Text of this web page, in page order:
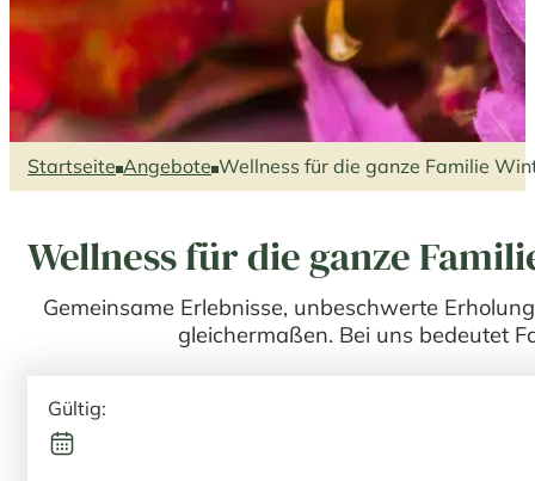
Startseite Angebote Wellness für die ganze Familie
Wellness für die ganze
Gemeinsame Erlebnisse, unbeschwerte
gleichermaßen. Bei uns bedeutet
Gültig: